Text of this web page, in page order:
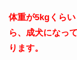
体重が5kgくら
ら、成犬になっ
ります。